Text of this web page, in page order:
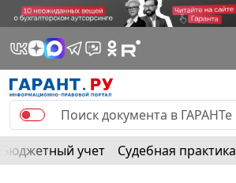
Бюджетный учет Судебная практика